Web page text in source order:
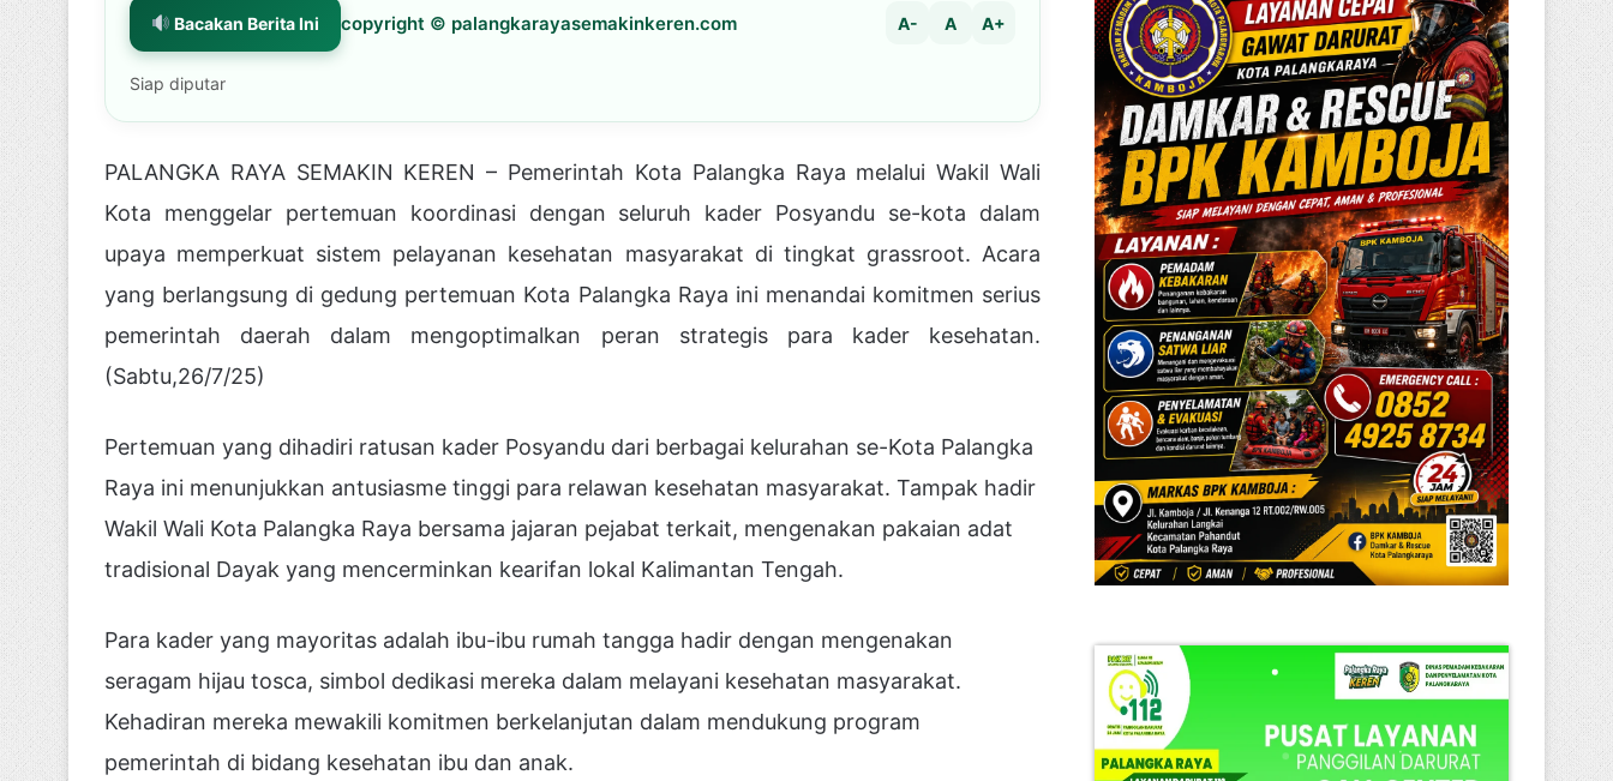
Bacakan Berita Ini copyright © palangkarayasemakinkeren.com A- A A+
Siap diputar
PALANGKA RAYA SEMAKIN KEREN – Pemerintah Kota Palangka Raya melalui Wakil Wali
Kota menggelar pertemuan koordinasi dengan seluruh kader Posyandu se-kota dalam
upaya memperkuat sistem pelayanan kesehatan masyarakat di tingkat grassroot. Acara
yang berlangsung di gedung pertemuan Kota Palangka Raya ini menandai komitmen serius
pemerintah daerah dalam mengoptimalkan peran strategis para kader kesehatan.
(Sabtu,26/7/25)
Pertemuan yang dihadiri ratusan kader Posyandu dari berbagai kelurahan se-Kota Palangka
Raya ini menunjukkan antusiasme tinggi para relawan kesehatan masyarakat. Tampak hadir
Wakil Wali Kota Palangka Raya bersama jajaran pejabat terkait, mengenakan pakaian adat
tradisional Dayak yang mencerminkan kearifan lokal Kalimantan Tengah.
Para kader yang mayoritas adalah ibu-ibu rumah tangga hadir dengan mengenakan
seragam hijau tosca, simbol dedikasi mereka dalam melayani kesehatan masyarakat.
Kehadiran mereka mewakili komitmen berkelanjutan dalam mendukung program
pemerintah di bidang kesehatan ibu dan anak.